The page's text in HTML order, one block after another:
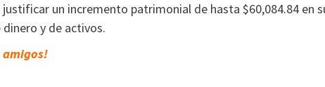
un incremento patrimonial de hasta $60,084.84 en
y de activos.
amigos!